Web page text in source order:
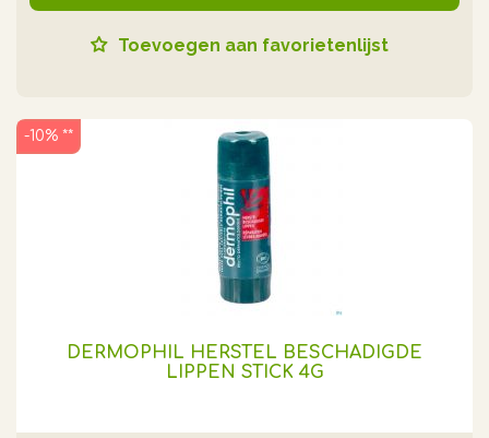
Toevoegen aan favorietenlijst
DERMOPHIL HERSTEL BESCHADIGDE
LIPPEN STICK 4G
-10% **